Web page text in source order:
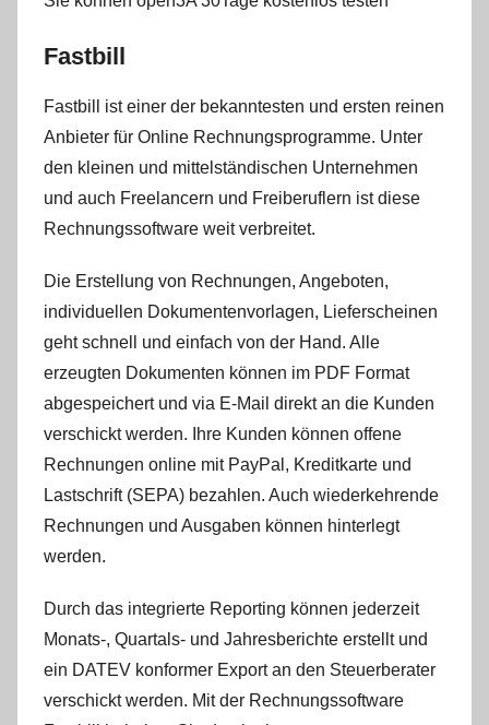
Fastbill
Fastbill ist einer der bekanntesten und ersten reinen
Anbieter für Online Rechnungsprogramme. Unter
den kleinen und mittelständischen Unternehmen
und auch Freelancern und Freiberuflern ist diese
Rechnungssoftware weit verbreitet.
Die Erstellung von Rechnungen, Angeboten,
individuellen Dokumentenvorlagen, Lieferscheinen
geht schnell und einfach von der Hand. Alle
erzeugten Dokumenten können im PDF Format
abgespeichert und via E-Mail direkt an die Kunden
verschickt werden. Ihre Kunden können offene
Rechnungen online mit PayPal, Kreditkarte und
Lastschrift (SEPA) bezahlen. Auch wiederkehrende
Rechnungen und Ausgaben können hinterlegt
werden.
Durch das integrierte Reporting können jederzeit
Monats-, Quartals- und Jahresberichte erstellt und
ein DATEV konformer Export an den Steuerberater
verschickt werden. Mit der Rechnungssoftware